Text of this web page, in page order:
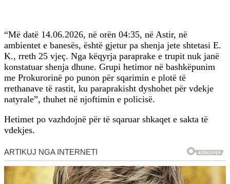
“Më datë 14.06.2026, në orën 04:35, në Astir, në
ambientet e banesës, është gjetur pa shenja jete shtetasi E.
K., rreth 25 vjeç. Nga këqyrja paraprake e trupit nuk janë
konstatuar shenja dhune. Grupi hetimor në bashkëpunim
me Prokurorinë po punon për sqarimin e plotë të
rrethanave të rastit, ku paraprakisht dyshohet për vdekje
natyrale”, thuhet në njoftimin e policisë.
Hetimet po vazhdojnë për të sqaruar shkaqet e sakta të
vdekjes.